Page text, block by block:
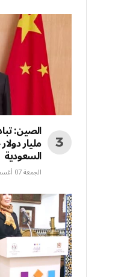
السعودية
الجمعة 07 أغسطس 1:50 ص